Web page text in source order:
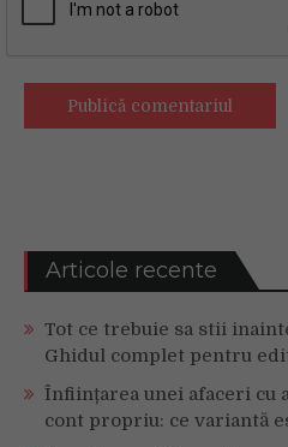
Articole recente
Tot ce trebuie sa stii
Ghidul complet pentru
Înființarea unei afaceri cu
cont propriu: ce variantă